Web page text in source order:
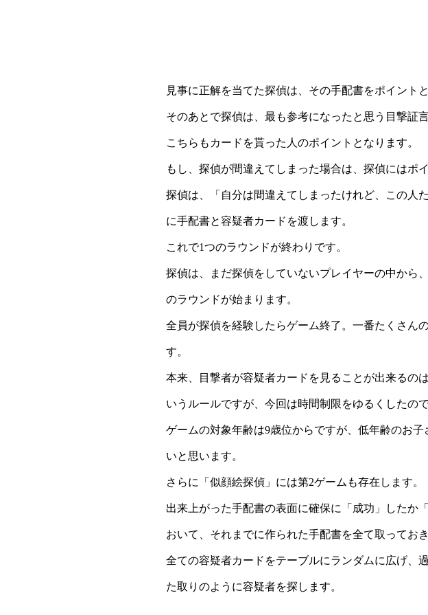
もし、探偵が間違えてしまった場合は、探偵にはポ
探偵は、「自分は間違えてしまったけれど、この人
に手配書と容疑者カードを渡します。
これで1つのラウンドが終わりです。
探偵は、まだ探偵をしていないプレイヤーの中から
のラウンドが始まります。
いうルールですが、今回は時間制限をゆるくしたの
いと思います。
さらに「似顔絵探偵」には第2ゲームも存在します。
出来上がった手配書の表面に確保に「成功」した
全ての容疑者カードをテーブルにランダムに広げ、
た取りのように容疑者を探します。
正しい容疑者を確保できた人は、その手配書を獲得で
10枚の手配書で同様に遊んで、一番たくさんの手配